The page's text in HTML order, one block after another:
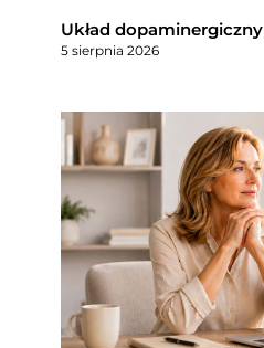
Układ dopaminergiczny
5 sierpnia 2026